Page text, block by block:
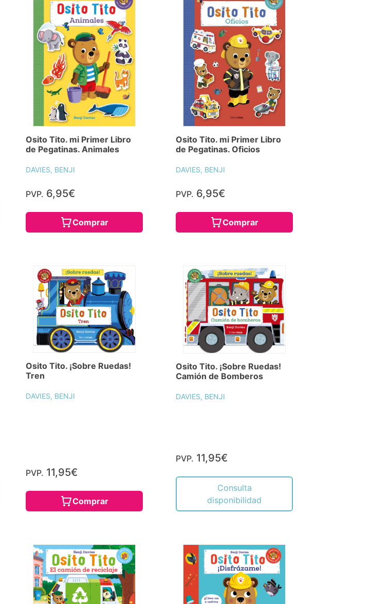
Osito Tito. mi Primer Libro
de Pegatinas. Animales
DAVIES, BENJI
PVP. 6,95€
Comprar
Osito Tito. mi Primer Libro
de Pegatinas. Oficios
DAVIES, BENJI
PVP. 6,95€
Comprar
Osito Tito. ¡Sobre Ruedas!
Tren
DAVIES, BENJI
PVP. 11,95€
Comprar
Osito Tito. ¡Sobre Ruedas!
Camión de Bomberos
DAVIES, BENJI
PVP. 11,95€
Consulta
disponibilidad